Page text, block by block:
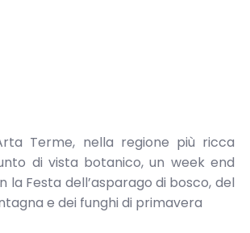
Terme, nella regione più ricca
di vista botanico, un week end
la Festa dell’asparago di bosco, del
e dei funghi di primavera